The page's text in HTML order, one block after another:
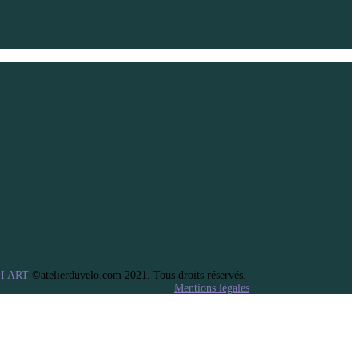
ART ©atelierduvelo.com 2021. Tous droits réservés.
Mentions légales